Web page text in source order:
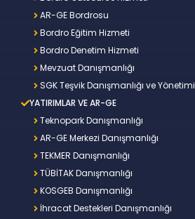
AR-GE Bordrosu
Bordro Eğitim Hizmeti
Bordro Denetim Hizmeti
Mevzuat Danışmanlığı
SGK Teşvik Danışmanlığı ve Yönetimi
YATIRIMLAR VE AR-GE
Teknopark Danışmanlığı
AR-GE Merkezi Danışmanlığı
TEKMER Danışmanlığı
TÜBİTAK Danışmanlığı
KOSGEB Danışmanlığı
İhracat Destekleri Danışmanlığı